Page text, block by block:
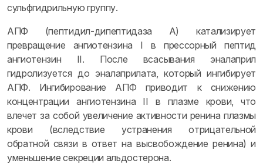
сульфгидрильную группу.
АПФ (пептидил-дипептидаза A) катализирует
превращение ангиотензина I в прессорный пептид
ангиотензин II. После всасывания эналаприл
гидролизуется до эналаприлата, который ингибирует
АПФ. Ингибирование АПФ приводит к снижению
концентрации ангиотензина II в плазме крови, что
влечет за собой увеличение активности ренина плазмы
крови (вследствие устранения отрицательной
обратной связи в ответ на высвобождение ренина) и
уменьшение секреции альдостерона.